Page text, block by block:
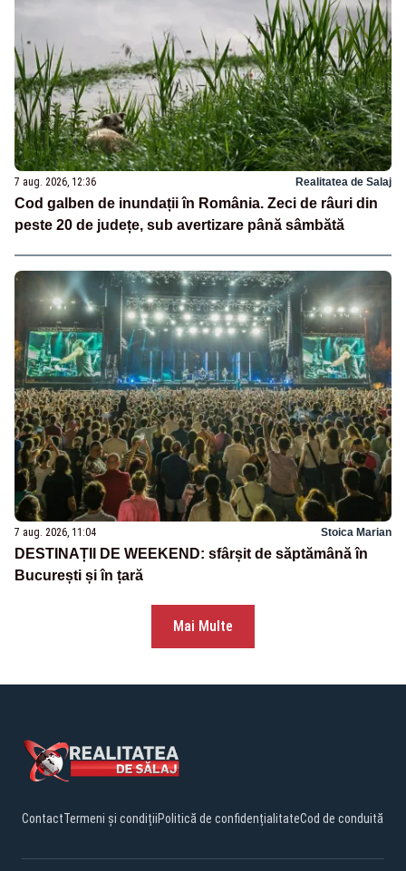
7 aug. 2026, 12:36 Realitatea de Salaj
Cod galben de inundații în România. Zeci de râuri din
peste 20 de județe, sub avertizare până sâmbătă
7 aug. 2026, 11:04 Stoica Marian
DESTINAȚII DE WEEKEND: sfârșit de săptămână în
București și în țară
Mai Multe
ContactTermeni și condițiiPolitică de confidențialitateCod de conduită